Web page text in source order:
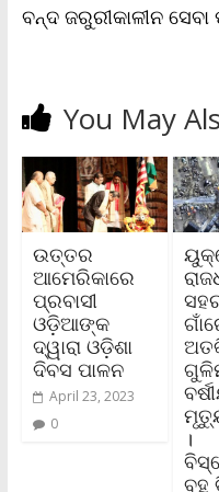
ବନ୍ଦ ଜରୁରୀକାଳୀନ
You May
ଉତ୍ତର
ଆମେରିକାରେ
ପ୍ରବାସୀ
ଓଡ଼ିଆଙ୍କ
ଦ୍ୱାରା ଓଡ଼ିଶା
ଦିବସ ପାଳନ
April 23, 2023
0
।
ବହୁ